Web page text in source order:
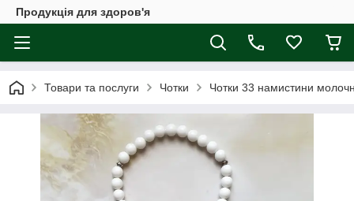
Продукція для здоров'я
Товари та послуги Чотки Чотки 33 намистини